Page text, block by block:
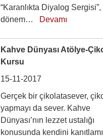
“Karanlıkta Diyalog
dönem… Devamı
Kahve Dünyası Atölye-
Kursu
15-11-2017
Gerçek bir çikolatasever,
yapmayı da sever. Kahve
Dünyası’nın lezzet ustalığı
konusunda kendini